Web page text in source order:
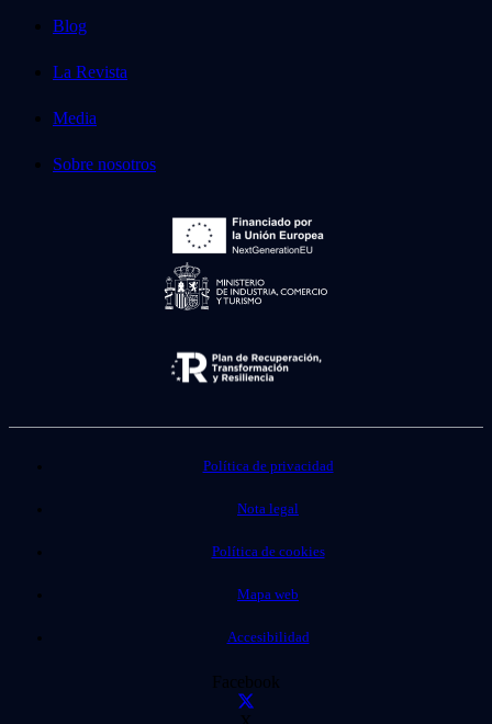
Blog
La Revista
Media
Sobre nosotros
Política de privacidad
Nota legal
Política de cookies
Mapa web
Accesibilidad
Facebook